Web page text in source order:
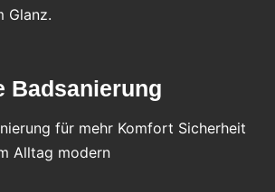
Glanz.
Badsanierung
für mehr Komfort Sicherheit
Alltag modern